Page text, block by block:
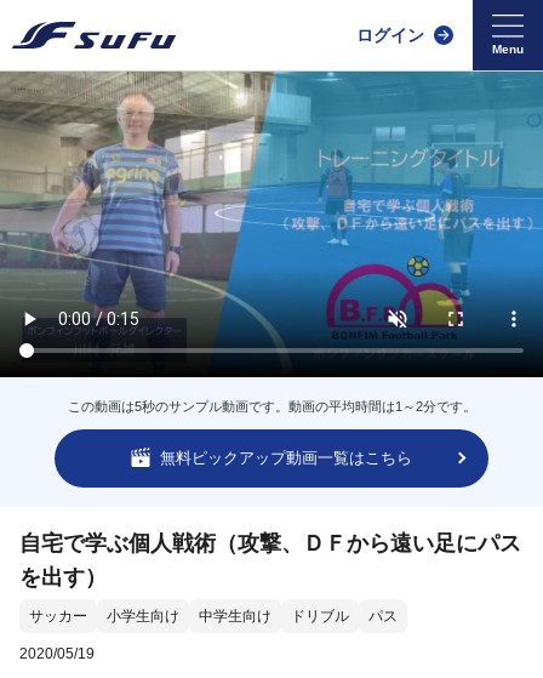
ログイン
この動画は5秒のサンプル動画です。動画の平均時間は1～2分です。
無料ピックアップ動画一覧はこちら
自宅で学ぶ個人戦術（攻撃、ＤＦから遠い足にパス
を出す）
サッカー 小学生向け 中学生向け ドリブル パス
2020/05/19